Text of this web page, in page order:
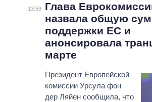
13:59
Глава
назвала общую
поддержки ЕС и
анонсировала
марте
Президент Европейской
комиссии Урсула фон
дер Ляйен сообщила, что